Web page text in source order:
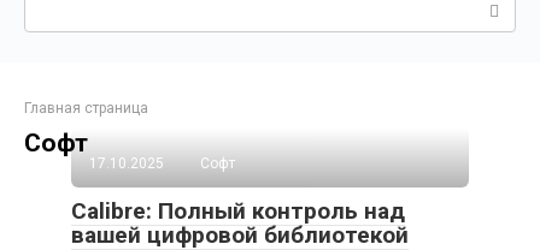
Главная страница
Софт
17.10.2025 Софт
Calibre: Полный контроль над
вашей цифровой библиотекой